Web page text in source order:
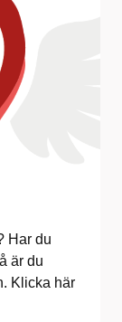
Har du
är du
Klicka här